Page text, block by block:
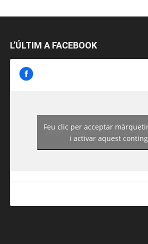
L’ÚLTIM A FACEBOOK
https://www.facebook.com/
Feu clic per acceptar
i activar aquest